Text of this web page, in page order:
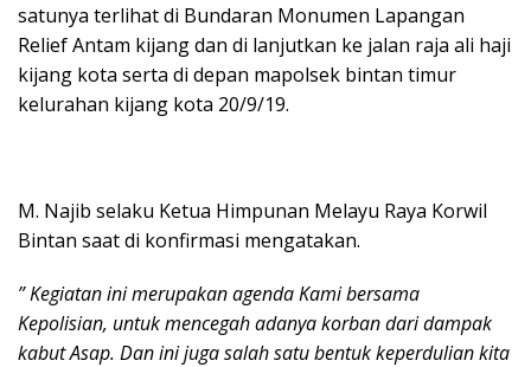
satunya terlihat di Bundaran Monumen Lapangan
Relief Antam kijang dan di lanjutkan ke jalan raja ali haji
kijang kota serta di depan mapolsek bintan timur
kelurahan kijang kota 20/9/19.
M. Najib selaku Ketua Himpunan Melayu Raya Korwil
Bintan saat di konfirmasi mengatakan.
” Kegiatan ini merupakan agenda Kami bersama
Kepolisian, untuk mencegah adanya korban dari dampak
kabut Asap. Dan ini juga salah satu bentuk keperdulian kita